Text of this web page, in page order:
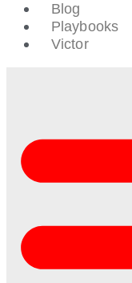
Blog
Playbooks
Victor